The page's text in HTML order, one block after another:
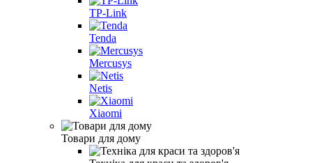
TP-Link
Tenda
Mercusys
Netis
Xiaomi
Товари для дому